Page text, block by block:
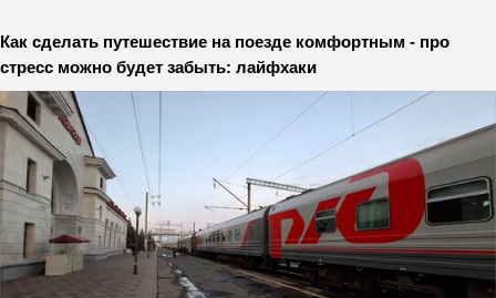
Как сделать путешествие на поезде комфортным - про
стресс можно будет забыть: лайфхаки